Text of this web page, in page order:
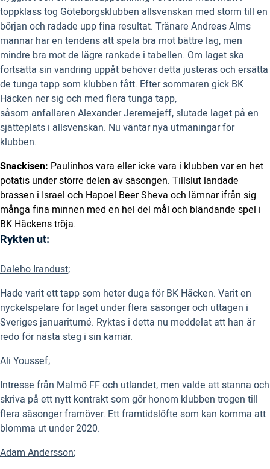
toppklass tog Göteborgsklubben allsvenskan med storm till en
början och radade upp fina resultat. Tränare Andreas Alms
mannar har en tendens att spela bra mot bättre lag, men
mindre bra mot de lägre rankade i tabellen. Om laget ska
fortsätta sin vandring uppåt behöver detta justeras och ersätta
de tunga tapp som klubben fått. Efter sommaren gick BK
Häcken ner sig och med flera tunga tapp,
såsom anfallaren Alexander Jeremejeff, slutade laget på en
sjätteplats i allsvenskan. Nu väntar nya utmaningar för
klubben.
Snackisen: Paulinhos vara eller icke vara i klubben var en het
potatis under större delen av säsongen. Tillslut landade
brassen i Israel och Hapoel Beer Sheva och lämnar ifrån sig
många fina minnen med en hel del mål och bländande spel i
BK Häckens tröja.
Rykten ut:
Daleho Irandust;
Hade varit ett tapp som heter duga för BK Häcken. Varit en
nyckelspelare för laget under flera säsonger och uttagen i
Sveriges januariturné. Ryktas i detta nu meddelat att han är
redo för nästa steg i sin karriär.
Ali Youssef;
Intresse från Malmö FF och utlandet, men valde att stanna och
skriva på ett nytt kontrakt som gör honom klubben trogen till
flera säsonger framöver. Ett framtidslöfte som kan komma att
blomma ut under 2020.
Adam Andersson;